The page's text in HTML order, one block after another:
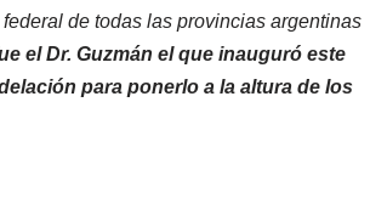
de todas las provincias argentinas
el Dr. Guzmán el que inauguró este
para ponerlo a la altura de los